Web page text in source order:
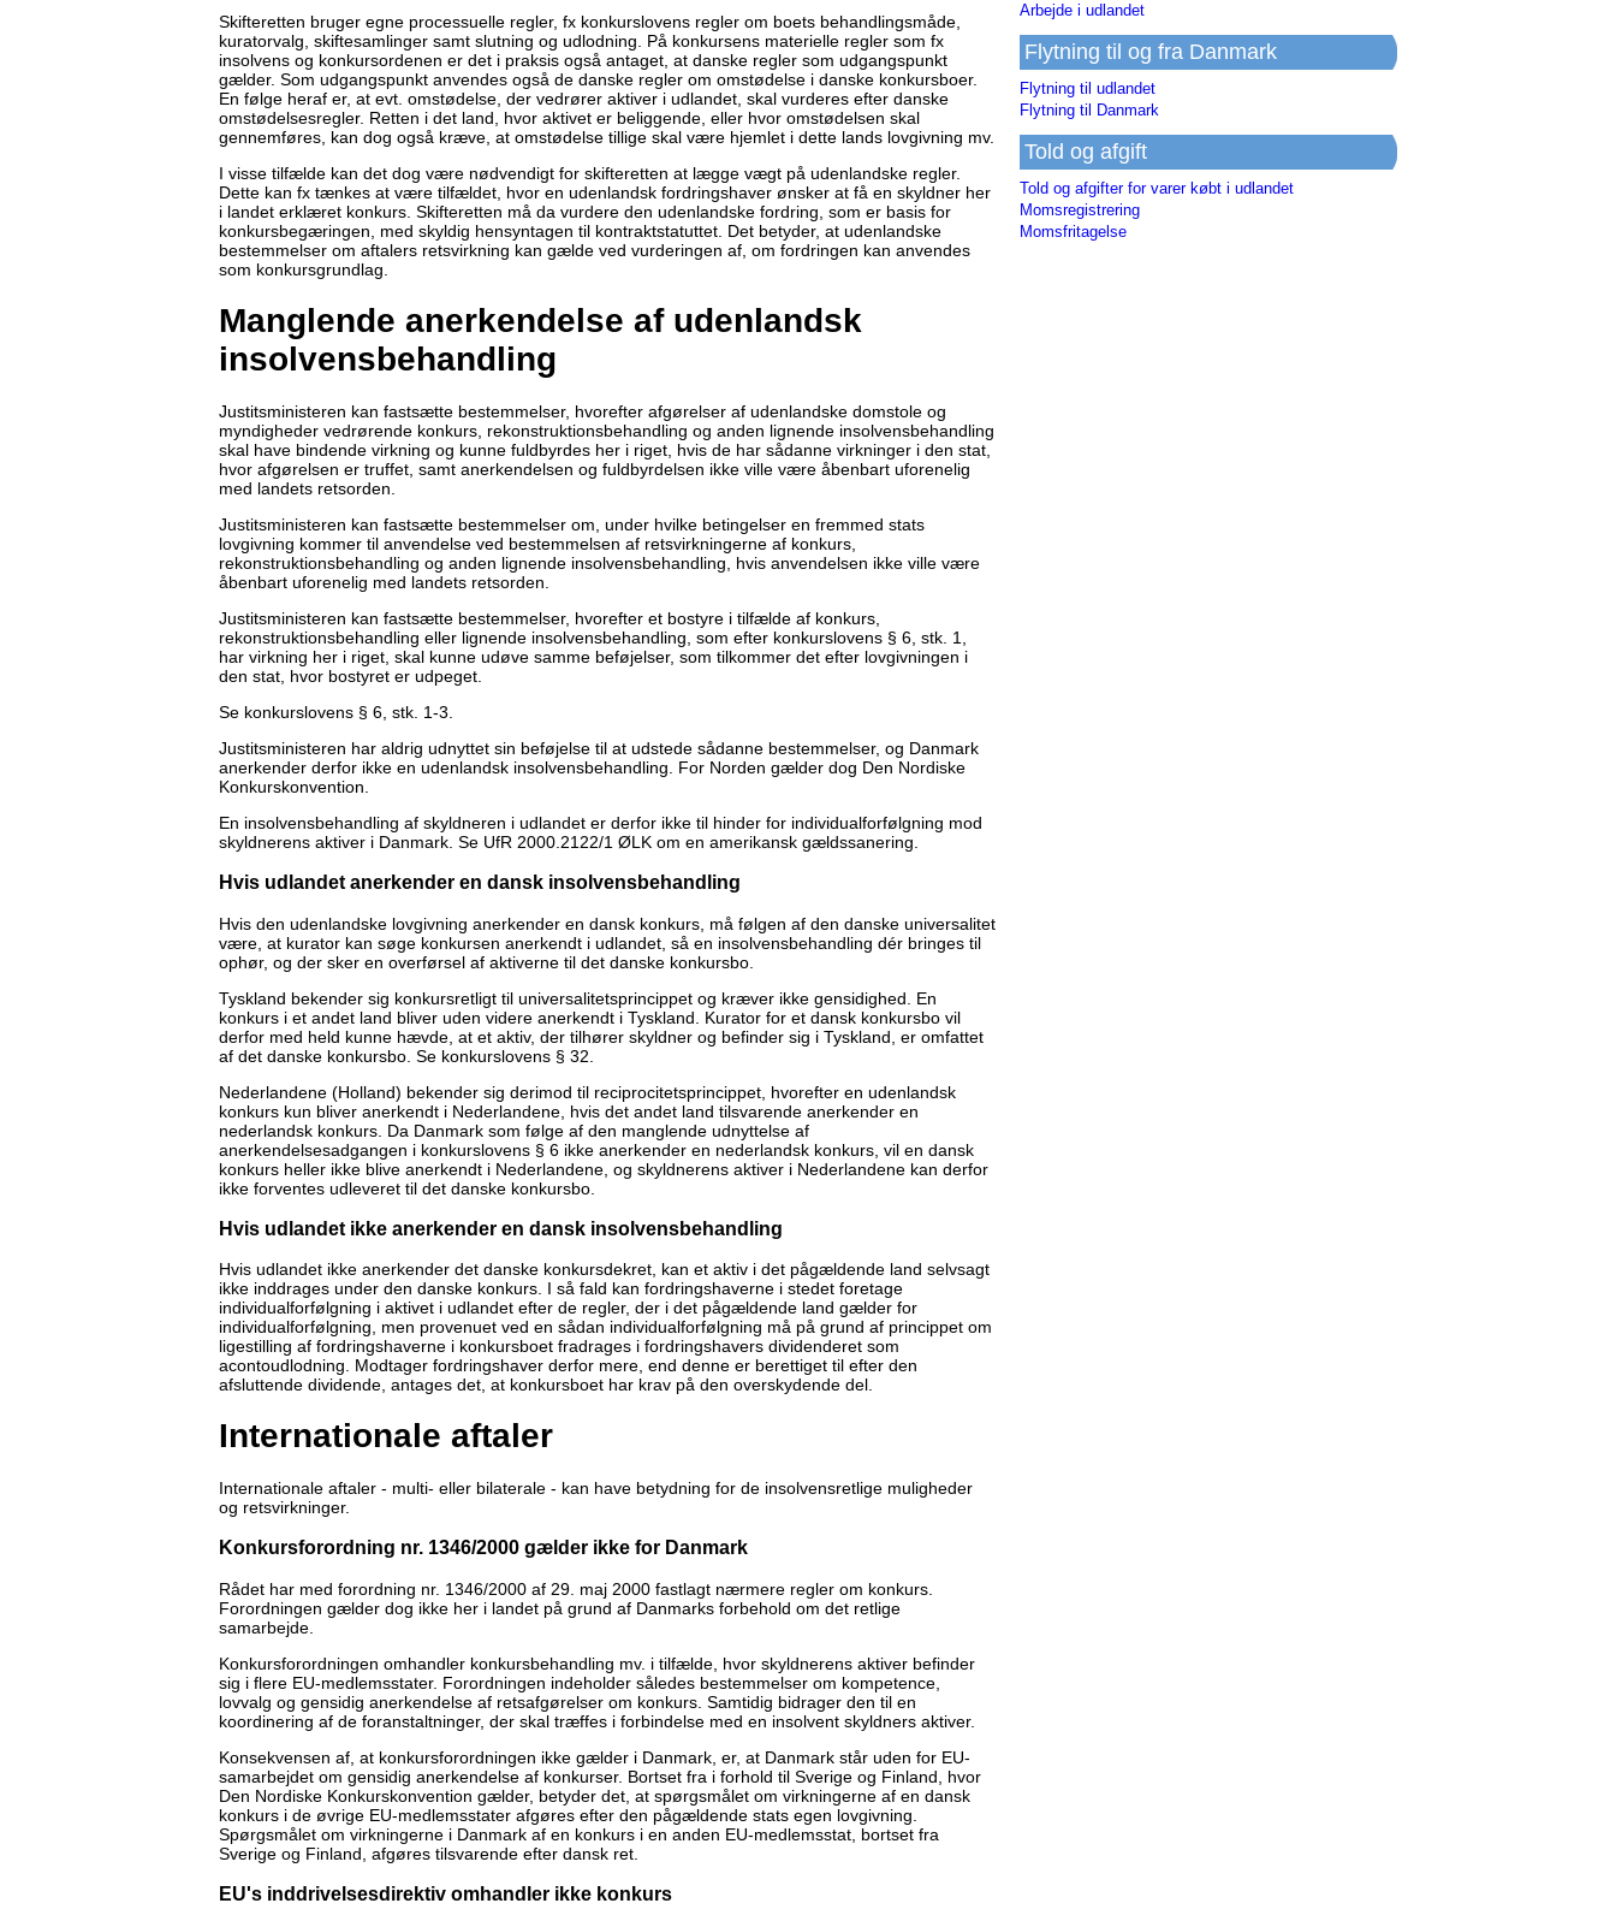
Skifteretten bruger egne processuelle regler, fx konkurslovens regler om boets behandlingsmåde,
kuratorvalg, skiftesamlinger samt slutning og udlodning. På konkursens materielle regler som fx
insolvens og konkursordenen er det i praksis også antaget, at danske regler som udgangspunkt
gælder. Som udgangspunkt anvendes også de danske regler om omstødelse i danske konkursboer.
En følge heraf er, at evt. omstødelse, der vedrører aktiver i udlandet, skal vurderes efter danske
omstødelsesregler. Retten i det land, hvor aktivet er beliggende, eller hvor omstødelsen skal
gennemføres, kan dog også kræve, at omstødelse tillige skal være hjemlet i dette lands lovgivning mv.
I visse tilfælde kan det dog være nødvendigt for skifteretten at lægge vægt på udenlandske regler.
Dette kan fx tænkes at være tilfældet, hvor en udenlandsk fordringshaver ønsker at få en skyldner her
i landet erklæret konkurs. Skifteretten må da vurdere den udenlandske fordring, som er basis for
konkursbegæringen, med skyldig hensyntagen til kontraktstatuttet. Det betyder, at udenlandske
bestemmelser om aftalers retsvirkning kan gælde ved vurderingen af, om fordringen kan anvendes
som konkursgrundlag.
Manglende anerkendelse af udenlandsk
insolvensbehandling
Justitsministeren kan fastsætte bestemmelser, hvorefter afgørelser af udenlandske domstole og
myndigheder vedrørende konkurs, rekonstruktionsbehandling og anden lignende insolvensbehandling
skal have bindende virkning og kunne fuldbyrdes her i riget, hvis de har sådanne virkninger i den stat,
hvor afgørelsen er truffet, samt anerkendelsen og fuldbyrdelsen ikke ville være åbenbart uforenelig
med landets retsorden.
Justitsministeren kan fastsætte bestemmelser om, under hvilke betingelser en fremmed stats
lovgivning kommer til anvendelse ved bestemmelsen af retsvirkningerne af konkurs,
rekonstruktionsbehandling og anden lignende insolvensbehandling, hvis anvendelsen ikke ville være
åbenbart uforenelig med landets retsorden.
Justitsministeren kan fastsætte bestemmelser, hvorefter et bostyre i tilfælde af konkurs,
rekonstruktionsbehandling eller lignende insolvensbehandling, som efter konkurslovens § 6, stk. 1,
har virkning her i riget, skal kunne udøve samme beføjelser, som tilkommer det efter lovgivningen i
den stat, hvor bostyret er udpeget.
Se konkurslovens § 6, stk. 1-3.
Justitsministeren har aldrig udnyttet sin beføjelse til at udstede sådanne bestemmelser, og Danmark
anerkender derfor ikke en udenlandsk insolvensbehandling. For Norden gælder dog Den Nordiske
Konkurskonvention.
En insolvensbehandling af skyldneren i udlandet er derfor ikke til hinder for individualforfølgning mod
skyldnerens aktiver i Danmark. Se UfR 2000.2122/1 ØLK om en amerikansk gældssanering.
Hvis udlandet anerkender en dansk insolvensbehandling
Hvis den udenlandske lovgivning anerkender en dansk konkurs, må følgen af den danske universalitet
være, at kurator kan søge konkursen anerkendt i udlandet, så en insolvensbehandling dér bringes til
ophør, og der sker en overførsel af aktiverne til det danske konkursbo.
Tyskland bekender sig konkursretligt til universalitetsprincippet og kræver ikke gensidighed. En
konkurs i et andet land bliver uden videre anerkendt i Tyskland. Kurator for et dansk konkursbo vil
derfor med held kunne hævde, at et aktiv, der tilhører skyldner og befinder sig i Tyskland, er omfattet
af det danske konkursbo. Se konkurslovens § 32.
Nederlandene (Holland) bekender sig derimod til reciprocitetsprincippet, hvorefter en udenlandsk
konkurs kun bliver anerkendt i Nederlandene, hvis det andet land tilsvarende anerkender en
nederlandsk konkurs. Da Danmark som følge af den manglende udnyttelse af
anerkendelsesadgangen i konkurslovens § 6 ikke anerkender en nederlandsk konkurs, vil en dansk
konkurs heller ikke blive anerkendt i Nederlandene, og skyldnerens aktiver i Nederlandene kan derfor
ikke forventes udleveret til det danske konkursbo.
Hvis udlandet ikke anerkender en dansk insolvensbehandling
Hvis udlandet ikke anerkender det danske konkursdekret, kan et aktiv i det pågældende land selvsagt
ikke inddrages under den danske konkurs. I så fald kan fordringshaverne i stedet foretage
individualforfølgning i aktivet i udlandet efter de regler, der i det pågældende land gælder for
individualforfølgning, men provenuet ved en sådan individualforfølgning må på grund af princippet om
ligestilling af fordringshaverne i konkursboet fradrages i fordringshavers dividenderet som
acontoudlodning. Modtager fordringshaver derfor mere, end denne er berettiget til efter den
afsluttende dividende, antages det, at konkursboet har krav på den overskydende del.
Internationale aftaler
Internationale aftaler - multi- eller bilaterale - kan have betydning for de insolvensretlige muligheder
og retsvirkninger.
Konkursforordning nr. 1346/2000 gælder ikke for Danmark
Rådet har med forordning nr. 1346/2000 af 29. maj 2000 fastlagt nærmere regler om konkurs.
Forordningen gælder dog ikke her i landet på grund af Danmarks forbehold om det retlige
samarbejde.
Konkursforordningen omhandler konkursbehandling mv. i tilfælde, hvor skyldnerens aktiver befinder
sig i flere EU-medlemsstater. Forordningen indeholder således bestemmelser om kompetence,
lovvalg og gensidig anerkendelse af retsafgørelser om konkurs. Samtidig bidrager den til en
koordinering af de foranstaltninger, der skal træffes i forbindelse med en insolvent skyldners aktiver.
Konsekvensen af, at konkursforordningen ikke gælder i Danmark, er, at Danmark står uden for EU-
samarbejdet om gensidig anerkendelse af konkurser. Bortset fra i forhold til Sverige og Finland, hvor
Den Nordiske Konkurskonvention gælder, betyder det, at spørgsmålet om virkningerne af en dansk
konkurs i de øvrige EU-medlemsstater afgøres efter den pågældende stats egen lovgivning.
Spørgsmålet om virkningerne i Danmark af en konkurs i en anden EU-medlemsstat, bortset fra
Sverige og Finland, afgøres tilsvarende efter dansk ret.
EU's inddrivelsesdirektiv omhandler ikke konkurs
Arbejde i udlandet
Flytning til og fra Danmark
Flytning til udlandet
Flytning til Danmark
Told og afgift
Told og afgifter for varer købt i udlandet
Momsregistrering
Momsfritagelse